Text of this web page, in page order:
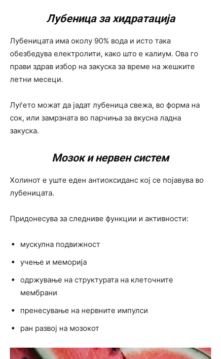
Лубеница за хидратација
Лубеницата има околу 90% вода и исто така
обезбедува електролити, како што е калиум. Ова го
прави здрав избор на закуска за време на жешките
летни месеци.
Луѓето можат да јадат лубеница свежа, во форма на
сок, или замрзната во парчиња за вкусна ладна
закуска.
Мозок и нервен систем
Холинот е уште еден антиоксиданс кој се појавува во
лубеницата.
Придонесува за следниве функции и активности:
мускулна подвижност
учење и меморија
одржување на структурата на клеточните
мембрани
пренесување на нервните импулси
ран развој на мозокот